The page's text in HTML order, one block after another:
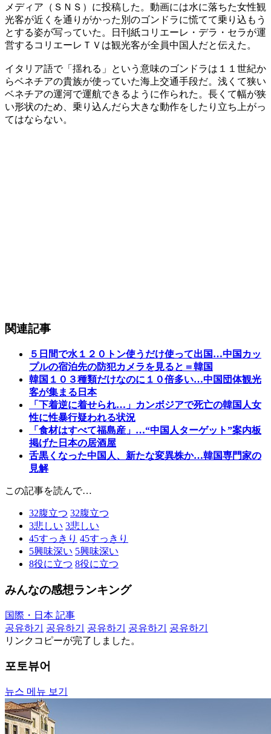
メディア（ＳＮＳ）に投稿した。動画には水に落ちた女性観
光客が近くを通りがかった別のゴンドラに慌てて乗り込もう
とする姿が写っていた。日刊紙コリエーレ・デラ・セラが運
営するコリエーレＴＶは観光客が全員中国人だと伝えた。
イタリア語で「揺れる」という意味のゴンドラは１１世紀か
らベネチアの貴族が使っていた海上交通手段だ。浅くて狭い
ベネチアの運河で運航できるように作られた。長くて幅が狭
い形状のため、乗り込んだら大きな動作をしたり立ち上がっ
てはならない。
関連記事
５日間で水１２０トン使うだけ使って出国…中国カッ
プルの宿泊先の防犯カメラを見ると＝韓国
韓国１０３種類だけなのに１０倍多い…中国団体観光
客が集まる日本
「下着逆に着せられ…」カンボジアで死亡の韓国人女
性に性暴行疑われる状況
「食材はすべて福島産」…“中国人ターゲット”案内板
掲げた日本の居酒屋
舌黒くなった中国人、新たな変異株か…韓国専門家の
見解
この記事を読んで…
32腹立つ 32腹立つ
3悲しい 3悲しい
45すっきり 45すっきり
5興味深い 5興味深い
8役に立つ 8役に立つ
みんなの感想ランキング
国際・日本 記事
공유하기
공유하기 공유하기 공유하기
공유하기
リンクコピーが完了しました。
포토뷰어
뉴스 메뉴 보기